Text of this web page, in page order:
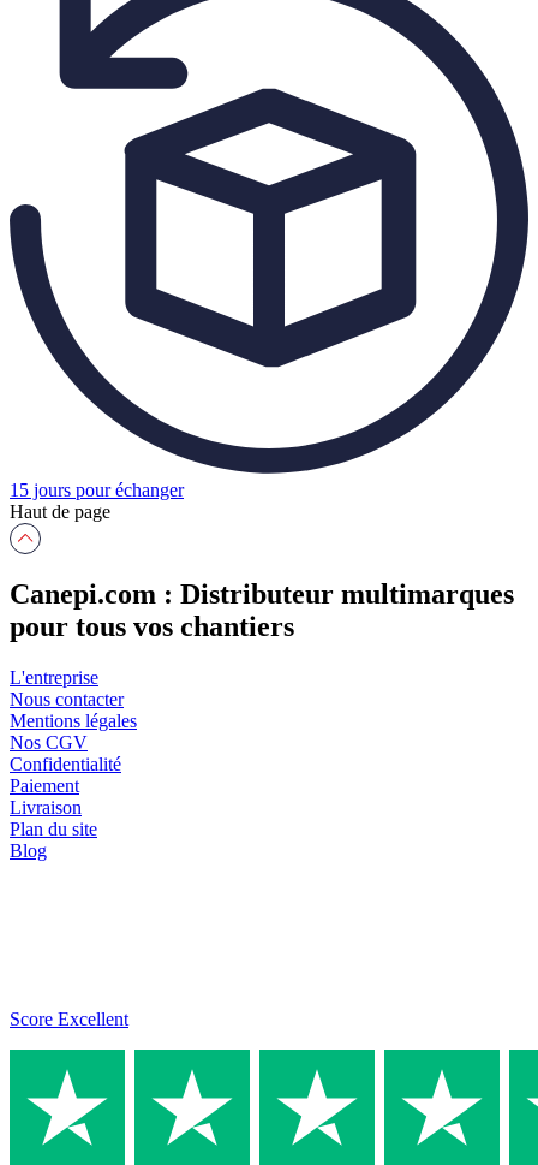
15 jours pour échanger
Haut de page
Canepi.com : Distributeur multimarques
pour tous vos chantiers
L'entreprise
Nous contacter
Mentions légales
Nos CGV
Confidentialité
Paiement
Livraison
Plan du site
Blog
Score Excellent